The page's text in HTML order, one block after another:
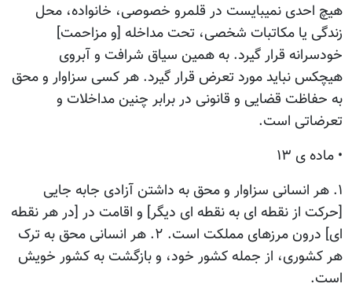
هیچ احدی نمیبایست در قلمرو خصوصی، خانواده، محل
زندگی یا مکاتبات شخصی، تحت مداخله [و مزاحمت]
خودسرانه قرار گیرد. به همین سیاق شرافت و آبروی
هیچکس نباید مورد تعرض قرار گیرد. هر کسی سزاوار و محق
به حفاظت قضایی و قانونی در برابر چنین مداخلات و
تعرضاتی است.
• ماده ی ۱۳
۱. هر انسانی سزاوار و محق به داشتن آزادی جابه جایی
[حرکت از نقطه ای به نقطه ای دیگر] و اقامت در [در هر نقطه
ای] درون مرزهای مملکت است. ۲. هر انسانی محق به ترک
هر کشوری، از جمله کشور خود، و بازگشت به کشور خویش
است.